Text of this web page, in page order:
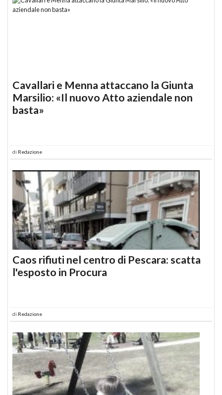
Cavallari e Menna attaccano la Giunta
Marsilio: «Il nuovo Atto aziendale non
basta»
di Redazione
Caos rifiuti nel centro di Pescara: scatta
l'esposto in Procura
di Redazione